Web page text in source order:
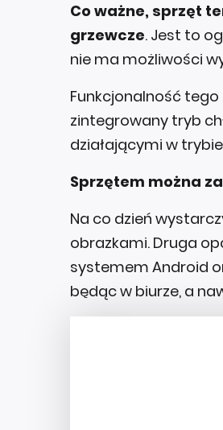
Co ważne, sprzęt
grzewcze. Jest to
nie ma możliwości
Funkcjonalność
zintegrowany tryb
działającymi w trybie
Sprzętem można
Na co dzień
obrazkami. Druga
systemem Android
będąc w biurze, a